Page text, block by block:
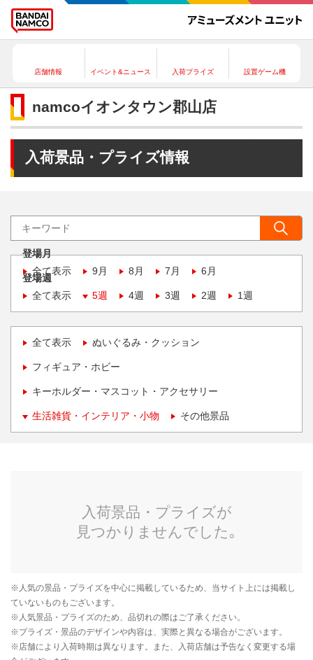
店舗情報 イベント&ニュース 入荷プライズ 設置ゲーム機
namcoイオンタウン郡山店
入荷景品・プライズ情報
登場月
全て表示
9月 8月 7月 6月
登場週
全て表示
5週 4週 3週 2週 1週
全て表示 ぬいぐるみ・クッション
フィギュア・ホビー
キーホルダー・マスコット・アクセサリー
生活雑貨・インテリア・小物 その他景品